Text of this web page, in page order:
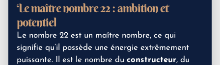
Le maître nombre 22 : ambition et
potentiel
Le nombre 22 est un maître nombre, ce qui
signifie qu’il possède une énergie extrêmement
puissante. Il est le nombre du constructeur, du